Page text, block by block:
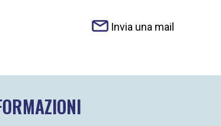
Invia una mail